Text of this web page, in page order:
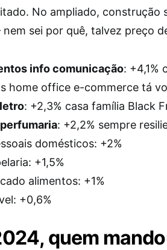
No ampliado, construção
nem sei por quê, talvez preço
info comunicação: +4,1%
home office e-commerce tá
: +2,3% casa família Black
: +2,2% sempre
domésticos: +2%
+1,5%
alimentos: +1%
+0,6%
quem